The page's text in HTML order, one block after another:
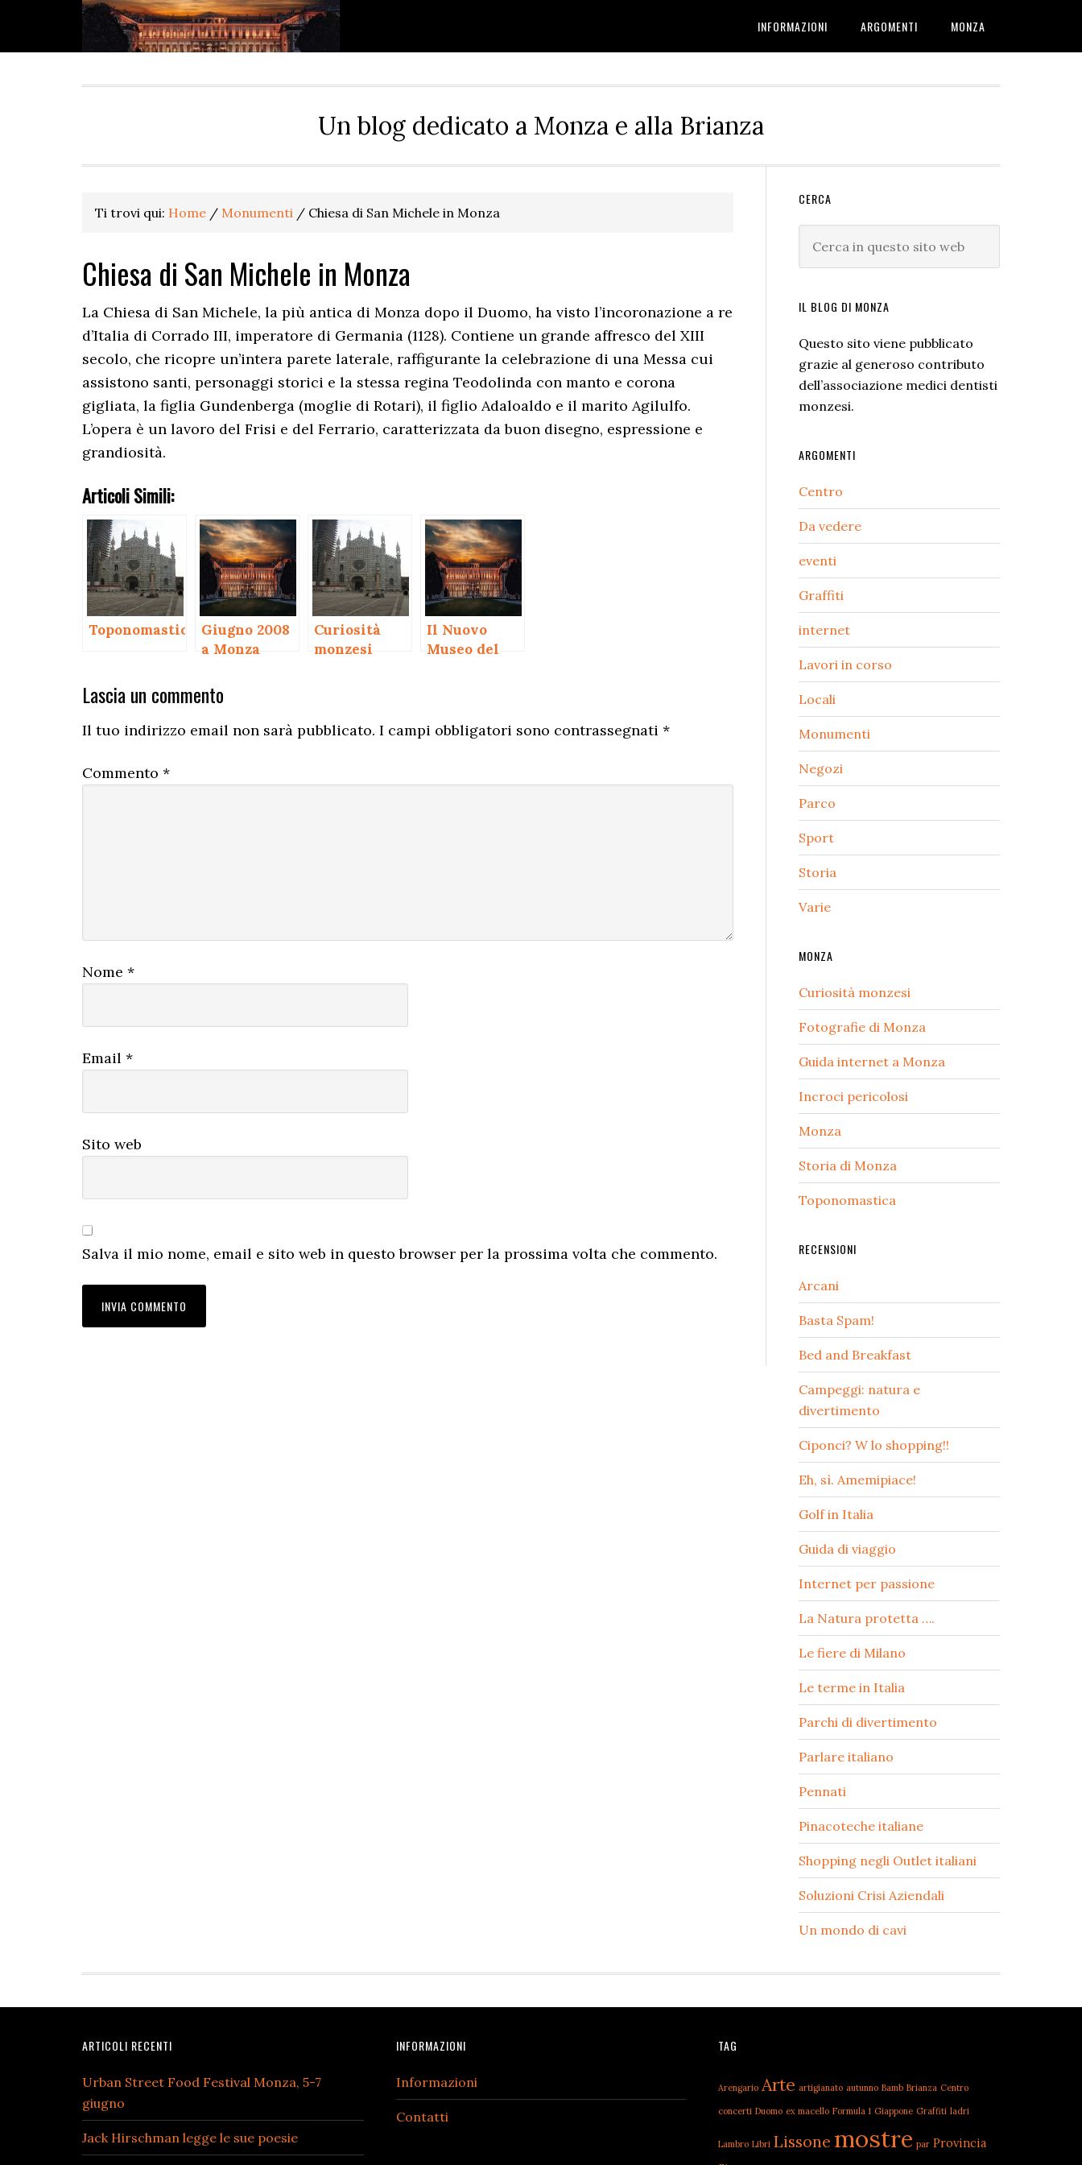
INFORMAZIONI ARGOMENTI MONZA
Un blog dedicato a Monza e alla Brianza
Ti trovi qui: Home / Monumenti / Chiesa di San Michele in Monza
Chiesa di San Michele in Monza
La Chiesa di San Michele, la più antica di Monza dopo il Duomo, ha visto l’incoronazione a re
d’Italia di Corrado III, imperatore di Germania (1128). Contiene un grande affresco del XIII
secolo, che ricopre un’intera parete laterale, raffigurante la celebrazione di una Messa cui
assistono santi, personaggi storici e la stessa regina Teodolinda con manto e corona
gigliata, la figlia Gundenberga (moglie di Rotari), il figlio Adaloaldo e il marito Agilulfo.
L’opera è un lavoro del Frisi e del Ferrario, caratterizzata da buon disegno, espressione e
grandiosità.
Articoli Simili:
Toponomastica
Giugno 2008
a Monza
Curiosità
monzesi
Il Nuovo
Museo del
Interazioni
del
Lascia un commento
Il tuo indirizzo email non sarà pubblicato. I campi obbligatori sono contrassegnati *
Commento *
Nome *
Email *
Sito web
Salva il mio nome, email e sito web in questo browser per la prossima volta che commento.
Barra
laterale
primaria
CERCA
IL BLOG DI MONZA
Questo sito viene pubblicato
grazie al generoso contributo
dell’associazione medici dentisti
monzesi.
ARGOMENTI
Centro
Da vedere
eventi
Graffiti
internet
Lavori in corso
Locali
Monumenti
Negozi
Parco
Sport
Storia
Varie
MONZA
Curiosità monzesi
Fotografie di Monza
Guida internet a Monza
Incroci pericolosi
Monza
Storia di Monza
Toponomastica
RECENSIONI
Arcani
Basta Spam!
Bed and Breakfast
Campeggi: natura e
divertimento
Ciponci? W lo shopping!!
Eh, sì. Amemipiace!
Golf in Italia
Guida di viaggio
Internet per passione
La Natura protetta ….
Le fiere di Milano
Le terme in Italia
Parchi di divertimento
Parlare italiano
Pennati
Pinacoteche italiane
Shopping negli Outlet italiani
Soluzioni Crisi Aziendali
Un mondo di cavi
ARTICOLI RECENTI
Urban Street Food Festival Monza, 5-7
giugno
Jack Hirschman legge le sue poesie
INFORMAZIONI
Informazioni
Contatti
TAG
Arengario Arte artigianato autunno Bamb Brianza Centro
concerti Duomo ex macello Formula 1 Giappone Graffiti ladri
Lambro Libri Lissone mostre par Provincia